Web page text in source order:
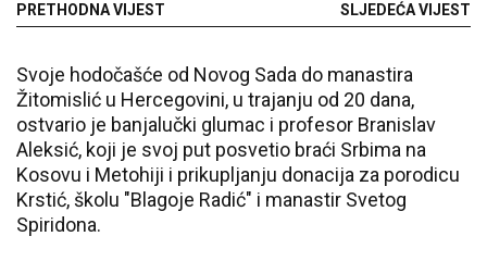
PRETHODNA VIJEST SLJEDEĆA VIJEST
Svoje hodočašće od Novog Sada do manastira
Žitomislić u Hercegovini, u trajanju od 20 dana,
ostvario je banjalučki glumac i profesor Branislav
Aleksić, koji je svoj put posvetio braći Srbima na
Kosovu i Metohiji i prikupljanju donacija za porodicu
Krstić, školu "Blagoje Radić" i manastir Svetog
Spiridona.